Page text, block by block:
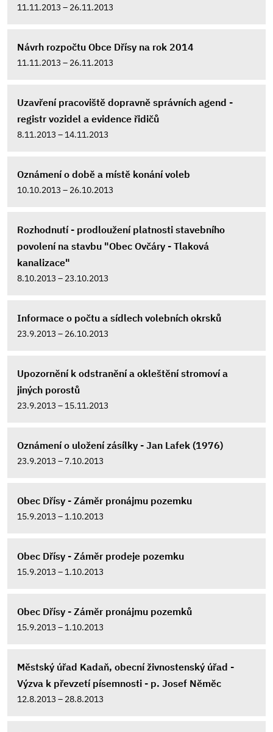
11.11.2013 – 26.11.2013
Návrh rozpočtu Obce Dřísy na rok 2014
11.11.2013 – 26.11.2013
Uzavření pracoviště dopravně správních agend -
registr vozidel a evidence řidičů
8.11.2013 – 14.11.2013
Oznámení o době a místě konání voleb
10.10.2013 – 26.10.2013
Rozhodnutí - prodloužení platnosti stavebního
povolení na stavbu "Obec Ovčáry - Tlaková
kanalizace"
8.10.2013 – 23.10.2013
Informace o počtu a sídlech volebních okrsků
23.9.2013 – 26.10.2013
Upozornění k odstranění a okleštění stromoví a
jiných porostů
23.9.2013 – 15.11.2013
Oznámení o uložení zásílky - Jan Lafek (1976)
23.9.2013 – 7.10.2013
Obec Dřísy - Záměr pronájmu pozemku
15.9.2013 – 1.10.2013
Obec Dřísy - Záměr prodeje pozemku
15.9.2013 – 1.10.2013
Obec Dřísy - Záměr pronájmu pozemků
15.9.2013 – 1.10.2013
Městský úřad Kadaň, obecní živnostenský úřad -
Výzva k převzetí písemnosti - p. Josef Něměc
12.8.2013 – 28.8.2013